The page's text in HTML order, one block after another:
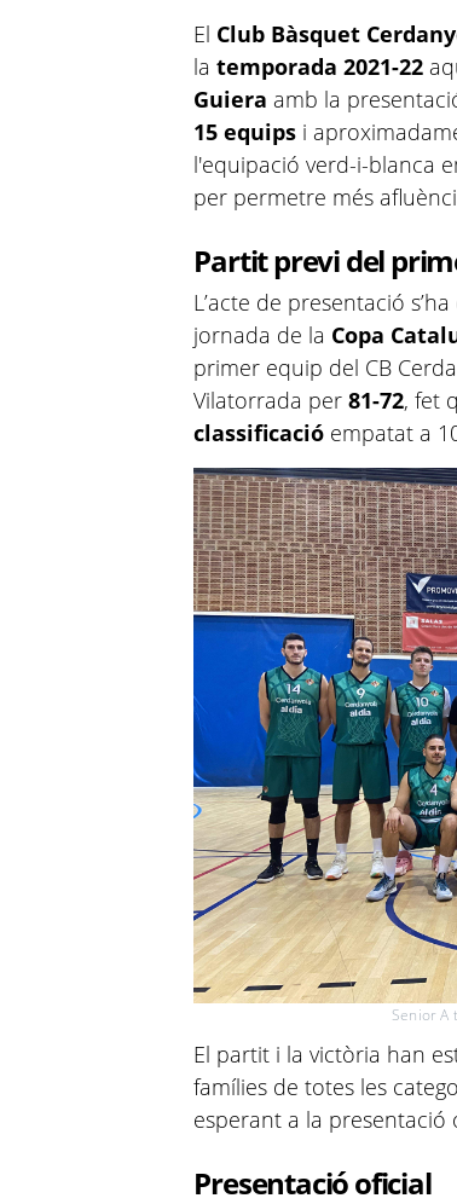
El Club Bàsquet
latemporada 2021-22
Guiera amb la
15 equips i
l'equipació verd-i-blanca
per permetre més
Partit previ del
L’acte de presentació
jornada de la Copa
primer equip del CB
Vilatorrada per81-72, fet
classificació empatat a
Senior A
El partit i la victòria han
famílies de totes les
esperant a la presentació
Presentació oficial